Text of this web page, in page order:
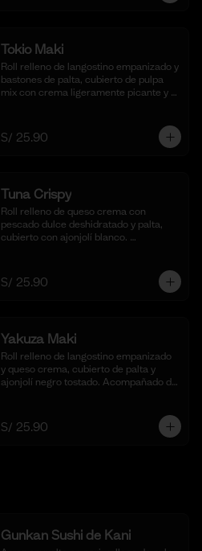
Tokio Maki
Roll relleno de langostino empanizado y
bastones de palta, cubierto de pulpa
mix con crema ligeramente picante y
S/ 25.90
Tuna Crispy
Roll relleno de queso crema con
pescado dulce deshidratado y palta,
cubierto con ajonjolí blanco.
S/ 25.90
Yakuza Maki
Roll relleno de langostino empanizado
y queso crema, cubierto de palta y
ajonjolí negro tostado. Acompañado de
S/ 25.90
Gunkan Sushi de Kani